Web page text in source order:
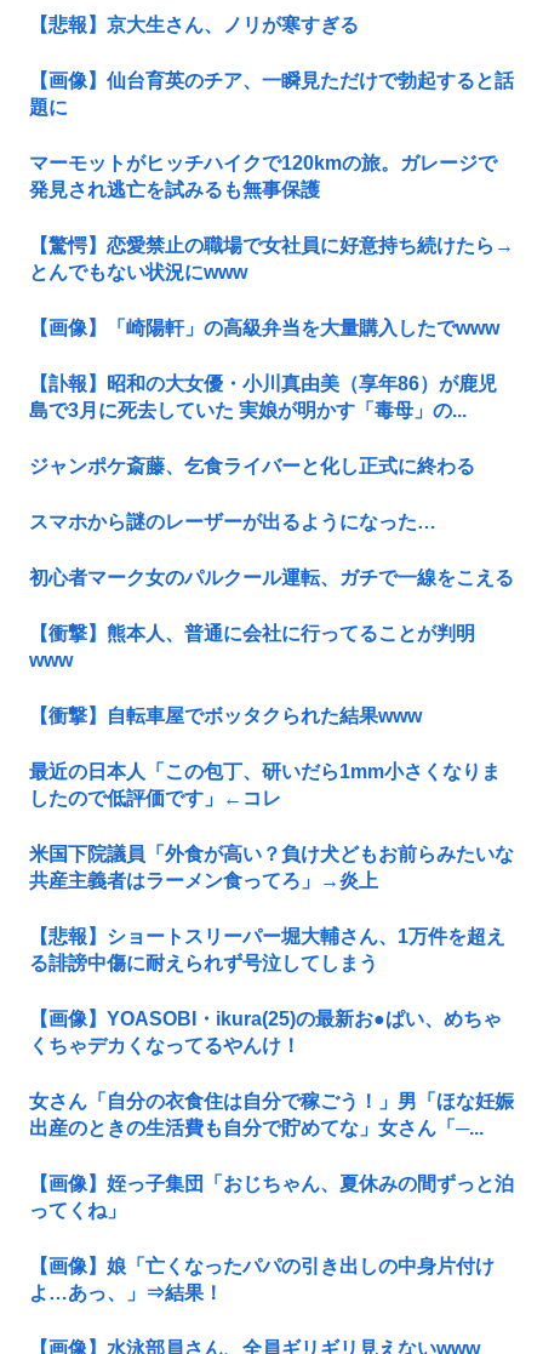
【悲報】京大生さん、ノリが寒すぎる
【画像】仙台育英のチア、一瞬見ただけで勃起すると話
題に
マーモットがヒッチハイクで120kmの旅。ガレージで
発見され逃亡を試みるも無事保護
【驚愕】恋愛禁止の職場で女社員に好意持ち続けたら→
とんでもない状況にwww
【画像】「崎陽軒」の高級弁当を大量購入したでwww
【訃報】昭和の大女優・小川真由美（享年86）が鹿児
島で3月に死去していた 実娘が明かす「毒母」の...
ジャンポケ斎藤、乞食ライバーと化し正式に終わる
スマホから謎のレーザーが出るようになった…
初心者マーク女のパルクール運転、ガチで一線をこえる
【衝撃】熊本人、普通に会社に行ってることが判明
www
【衝撃】自転車屋でボッタクられた結果www
最近の日本人「この包丁、研いだら1mm小さくなりま
したので低評価です」←コレ
米国下院議員「外食が高い？負け犬どもお前らみたいな
共産主義者はラーメン食ってろ」→炎上
【悲報】ショートスリーパー堀大輔さん、1万件を超え
る誹謗中傷に耐えられず号泣してしまう
【画像】YOASOBI・ikura(25)の最新お●ぱい、めちゃ
くちゃデカくなってるやんけ！
女さん「自分の衣食住は自分で稼ごう！」男「ほな妊娠
出産のときの生活費も自分で貯めてな」女さん「─...
【画像】姪っ子集団「おじちゃん、夏休みの間ずっと泊
ってくね」
【画像】娘「亡くなったパパの引き出しの中身片付け
よ…あっ、」⇒結果！
【画像】水泳部員さん、全員ギリギリ見えないwww